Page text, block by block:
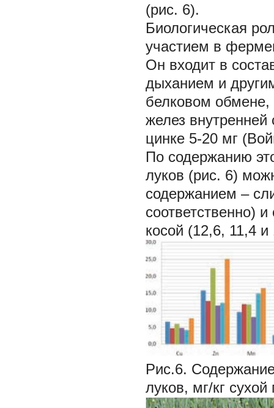
(рис. 6).
Биологическая
участием в
Он входит в
дыханием и
белковом обмене,
желез внутренней
цинке 5-20 мг
По содержанию
луков (рис. 6)
содержанием –
соответственно)
косой (12,6, 11,4 и
Рис.6.
луков, мг/кг